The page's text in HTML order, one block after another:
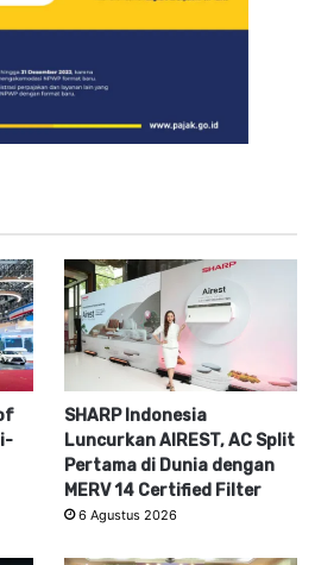
SHARP Indonesia
Luncurkan AIREST, AC Split
Pertama di Dunia dengan
MERV 14 Certified Filter
6 Agustus 2026